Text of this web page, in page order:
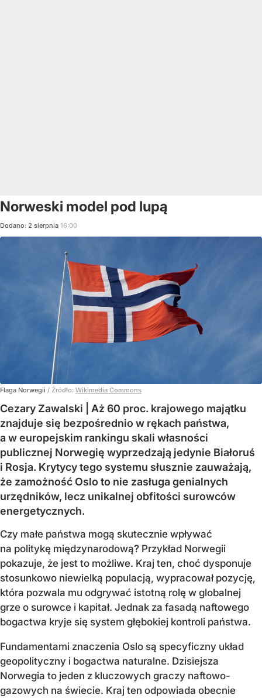
Norweski model pod lupą
Dodano: 2 sierpnia 16:00
Flaga Norwegii / Źródło: Wikimedia Commons
Cezary Zawalski | Aż 60 proc. krajowego majątku
znajduje się bezpośrednio w rękach państwa,
a w europejskim rankingu skali własności
publicznej Norwegię wyprzedzają jedynie Białoruś
i Rosja. Krytycy tego systemu słusznie zauważają,
że zamożność Oslo to nie zasługa genialnych
urzędników, lecz unikalnej obfitości surowców
energetycznych.
Czy małe państwa mogą skutecznie wpływać
na politykę międzynarodową? Przykład Norwegii
pokazuje, że jest to możliwe. Kraj ten, choć dysponuje
stosunkowo niewielką populacją, wypracował pozycję,
która pozwala mu odgrywać istotną rolę w globalnej
grze o surowce i kapitał. Jednak za fasadą naftowego
bogactwa kryje się system głębokiej kontroli państwa.
Fundamentami znaczenia Oslo są specyficzny układ
geopolityczny i bogactwa naturalne. Dzisiejsza
Norwegia to jeden z kluczowych graczy naftowo-
gazowych na świecie. Kraj ten odpowiada obecnie